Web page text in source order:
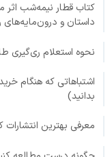
کتاب قطار نیمه‌شب
داستان و درون‌مایه‌های
نحوه استعلام ری‌گیری
بدانید)
معرفی بهترین